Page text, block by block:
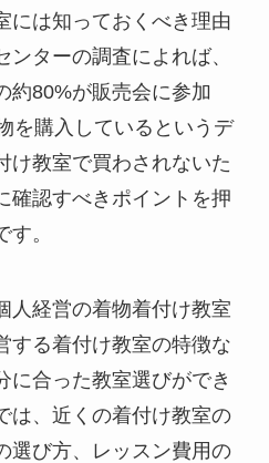
には知っておくべき理由
ターの調査によれば、
約80%が販売会に参加
を購入しているというデ
け教室で買わされないた
確認すべきポイントを押
。
人経営の着物着付け教室
する着付け教室の特徴な
に合った教室選びができ
は、近くの着付け教室の
選び方、レッスン費用の